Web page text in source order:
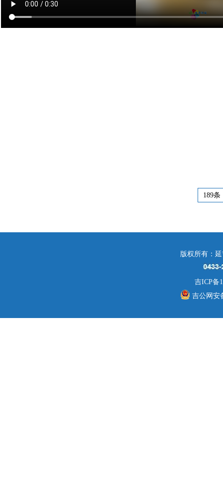
189条
版权所有：
吉ICP备
吉公网安